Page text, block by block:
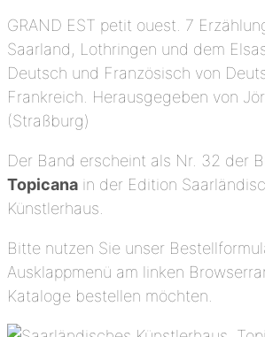
GRAND EST petit ouest. 7
Saarland, Lothringen und dem
Deutsch und Französisch von
Frankreich. Herausgegeben von
(Straßburg)
​Der Band erscheint als Nr. 32 der
Topicana in der Edition
Künstlerhaus.
Bitte nutzen Sie unser
Ausklappmenü am linken
Kataloge bestellen möchten.